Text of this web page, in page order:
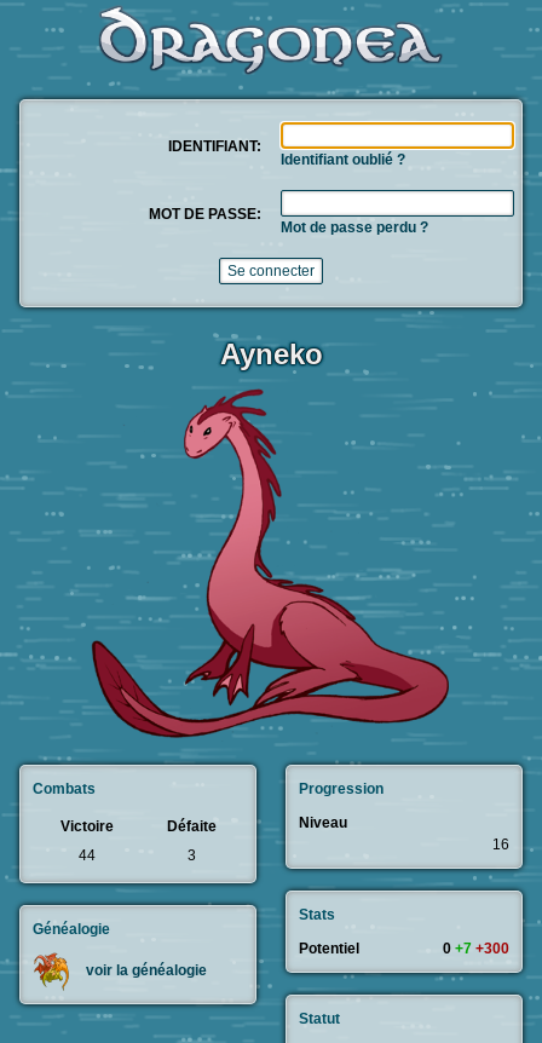
IDENTIFIANT:
Identifiant oublié ?
MOT DE PASSE:
Mot de passe perdu ?
Ayneko
Combats
Victoire
Défaite
44
3
Généalogie
voir la généalogie
Progression
Niveau
16
Stats
Potentiel
0 +7 +300
Statut